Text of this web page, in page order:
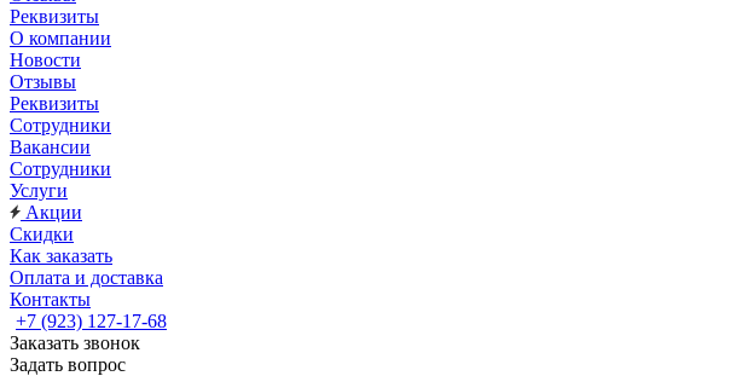
Реквизиты
О компании
Новости
Отзывы
Реквизиты
Сотрудники
Вакансии
Сотрудники
Услуги
Акции
Скидки
Как заказать
Оплата и доставка
Контакты
+7 (923) 127-17-68
Заказать звонок
Задать вопрос